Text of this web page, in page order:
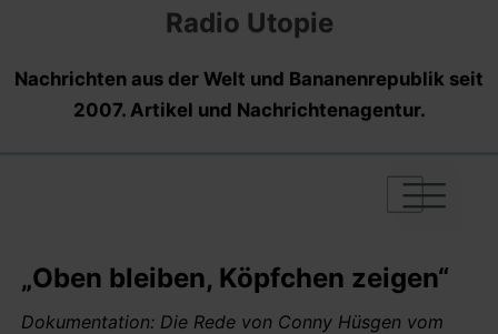
Radio Utopie
Nachrichten aus der Welt und Bananenrepublik seit
2007. Artikel und Nachrichtenagentur.
|
|
|
„Oben bleiben, Köpfchen zeigen“
Dokumentation: Die Rede von Conny Hüsgen vom